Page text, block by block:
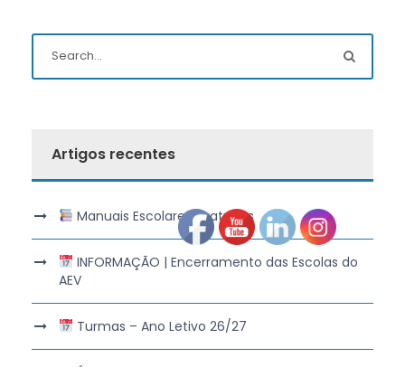
Artigos recentes
Manuais Escolares Gratuitos
INFORMAÇÃO | Encerramento das Escolas do
AEV
Turmas – Ano Letivo 26/27